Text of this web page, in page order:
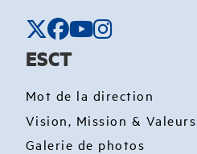
ESCT
Mot de la direction
Vision, Mission & Valeurs
Galerie de photos